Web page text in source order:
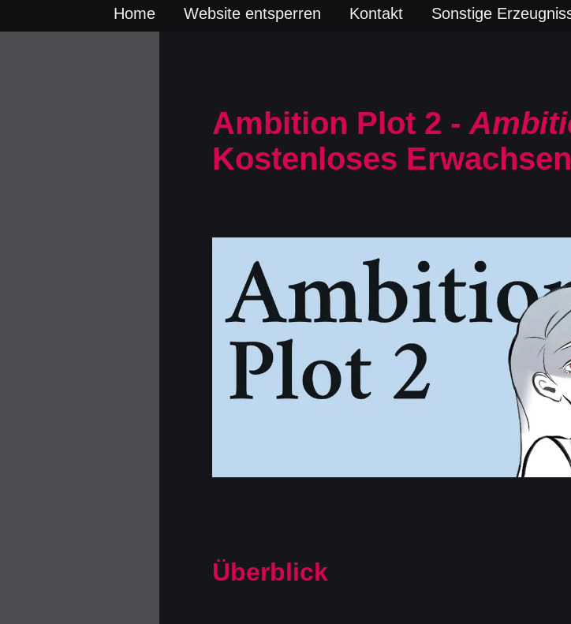
Home Website entsperren Kontakt Sonstige
Ambition Plot 2 -
Kostenloses
Überblick